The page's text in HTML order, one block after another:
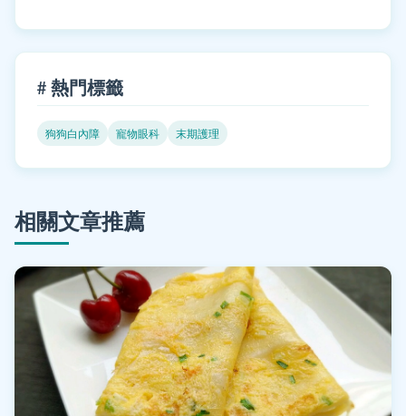
# 熱門標籤
狗狗白內障 寵物眼科 末期護理
相關文章推薦